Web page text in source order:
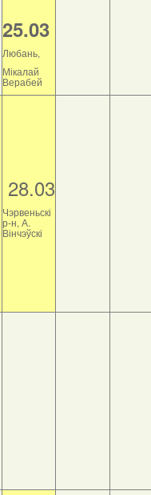
25.03
Любань,
Мікалай
Верабей
28.03
Чэрвеньскі
р-н, А.
Вінчэўскі